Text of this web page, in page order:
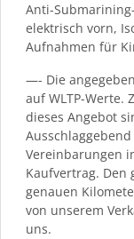
Anti-
elektrisch vorn,
Aufnahmen für
—- Die
auf WLTP-
dieses Angebot
Vereinbarungen
Kaufvertrag. Den
genauen
von unserem
uns.